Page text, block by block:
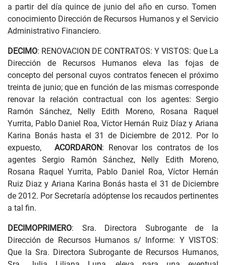
a partir del día quince de junio del año en curso. Tomen
conocimiento Dirección de Recursos Humanos y el Servicio
Administrativo Financiero.
DECIMO: RENOVACION DE CONTRATOS: Y VISTOS: Que La
Dirección de Recursos Humanos eleva las fojas de
concepto del personal cuyos contratos fenecen el próximo
treinta de junio; que en función de las mismas corresponde
renovar la relación contractual con los agentes: Sergio
Ramón Sánchez, Nelly Edith Moreno, Rosana Raquel
Yurrita, Pablo Daniel Roa, Víctor Hernán Ruiz Díaz y Ariana
Karina Bonás hasta el 31 de Diciembre de 2012. Por lo
expuesto, ACORDARON: Renovar los contratos de los
agentes Sergio Ramón Sánchez, Nelly Edith Moreno,
Rosana Raquel Yurrita, Pablo Daniel Roa, Víctor Hernán
Ruiz Diaz y Ariana Karina Bonás hasta el 31 de Diciembre
de 2012. Por Secretaría adóptense los recaudos pertinentes
a tal fin.
DECIMOPRIMERO: Sra. Directora Subrogante de la
Dirección de Recursos Humanos s/ Informe: Y VISTOS:
Que la Sra. Directora Subrogante de Recursos Humanos,